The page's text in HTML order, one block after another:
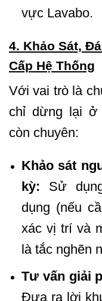
vực Lavabo.
4. Khảo Sát,
Cấp Hệ Thống
Với vai trò là
chỉ dừng lại ở
còn chuyên:
Khảo sát
kỳ: Sử
dụng (nếu
xác vị trí và
là tắc nghẽn
Tư vấn giải
Đưa ra lời